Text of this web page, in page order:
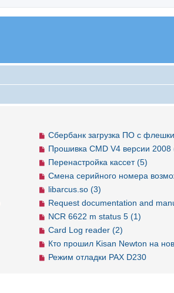
Сбербанк загрузка ПО с
Прошивка CMD V4 версии 2008
Перенастройка кассет (5)
Смена серийного номера
libarcus.so (3)
Request documentation and
NCR 6622 m status 5 (1)
Card Log reader (2)
Кто прошил Kisan Newton на
Режим отладки PAX D230